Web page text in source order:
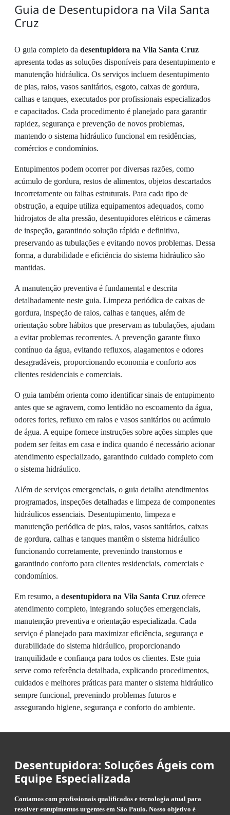
Guia de Desentupidora na Vila Santa
Cruz
O guia completo da desentupidora na Vila Santa Cruz
apresenta todas as soluções disponíveis para desentupimento e
manutenção hidráulica. Os serviços incluem desentupimento
de pias, ralos, vasos sanitários, esgoto, caixas de gordura,
calhas e tanques, executados por profissionais especializados
e capacitados. Cada procedimento é planejado para garantir
rapidez, segurança e prevenção de novos problemas,
mantendo o sistema hidráulico funcional em residências,
comércios e condomínios.
Entupimentos podem ocorrer por diversas razões, como
acúmulo de gordura, restos de alimentos, objetos descartados
incorretamente ou falhas estruturais. Para cada tipo de
obstrução, a equipe utiliza equipamentos adequados, como
hidrojatos de alta pressão, desentupidores elétricos e câmeras
de inspeção, garantindo solução rápida e definitiva,
preservando as tubulações e evitando novos problemas. Dessa
forma, a durabilidade e eficiência do sistema hidráulico são
mantidas.
A manutenção preventiva é fundamental e descrita
detalhadamente neste guia. Limpeza periódica de caixas de
gordura, inspeção de ralos, calhas e tanques, além de
orientação sobre hábitos que preservam as tubulações, ajudam
a evitar problemas recorrentes. A prevenção garante fluxo
contínuo da água, evitando refluxos, alagamentos e odores
desagradáveis, proporcionando economia e conforto aos
clientes residenciais e comerciais.
O guia também orienta como identificar sinais de entupimento
antes que se agravem, como lentidão no escoamento da água,
odores fortes, refluxo em ralos e vasos sanitários ou acúmulo
de água. A equipe fornece instruções sobre ações simples que
podem ser feitas em casa e indica quando é necessário acionar
atendimento especializado, garantindo cuidado completo com
o sistema hidráulico.
Além de serviços emergenciais, o guia detalha atendimentos
programados, inspeções detalhadas e limpeza de componentes
hidráulicos essenciais. Desentupimento, limpeza e
manutenção periódica de pias, ralos, vasos sanitários, caixas
de gordura, calhas e tanques mantêm o sistema hidráulico
funcionando corretamente, prevenindo transtornos e
garantindo conforto para clientes residenciais, comerciais e
condomínios.
Em resumo, a desentupidora na Vila Santa Cruz oferece
atendimento completo, integrando soluções emergenciais,
manutenção preventiva e orientação especializada. Cada
serviço é planejado para maximizar eficiência, segurança e
durabilidade do sistema hidráulico, proporcionando
tranquilidade e confiança para todos os clientes. Este guia
serve como referência detalhada, explicando procedimentos,
cuidados e melhores práticas para manter o sistema hidráulico
sempre funcional, prevenindo problemas futuros e
assegurando higiene, segurança e conforto do ambiente.
Desentupidora: Soluções Ágeis com
Equipe Especializada
Contamos com profissionais qualificados e tecnologia atual para
resolver entupimentos urgentes em São Paulo. Nosso objetivo é